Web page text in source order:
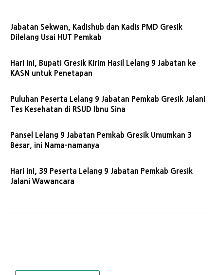
Jabatan Sekwan, Kadishub dan Kadis PMD Gresik
Dilelang Usai HUT Pemkab
Hari ini, Bupati Gresik Kirim Hasil Lelang 9 Jabatan ke
KASN untuk Penetapan
Puluhan Peserta Lelang 9 Jabatan Pemkab Gresik Jalani
Tes Kesehatan di RSUD Ibnu Sina
Pansel Lelang 9 Jabatan Pemkab Gresik Umumkan 3
Besar, ini Nama-namanya
Hari ini, 39 Peserta Lelang 9 Jabatan Pemkab Gresik
Jalani Wawancara